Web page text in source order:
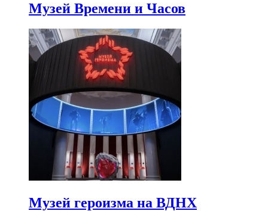
Музей Времени и Часов
Музей героизма на ВДНХ